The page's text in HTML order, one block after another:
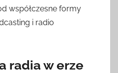
współczesne formy
i radio
radia w erze